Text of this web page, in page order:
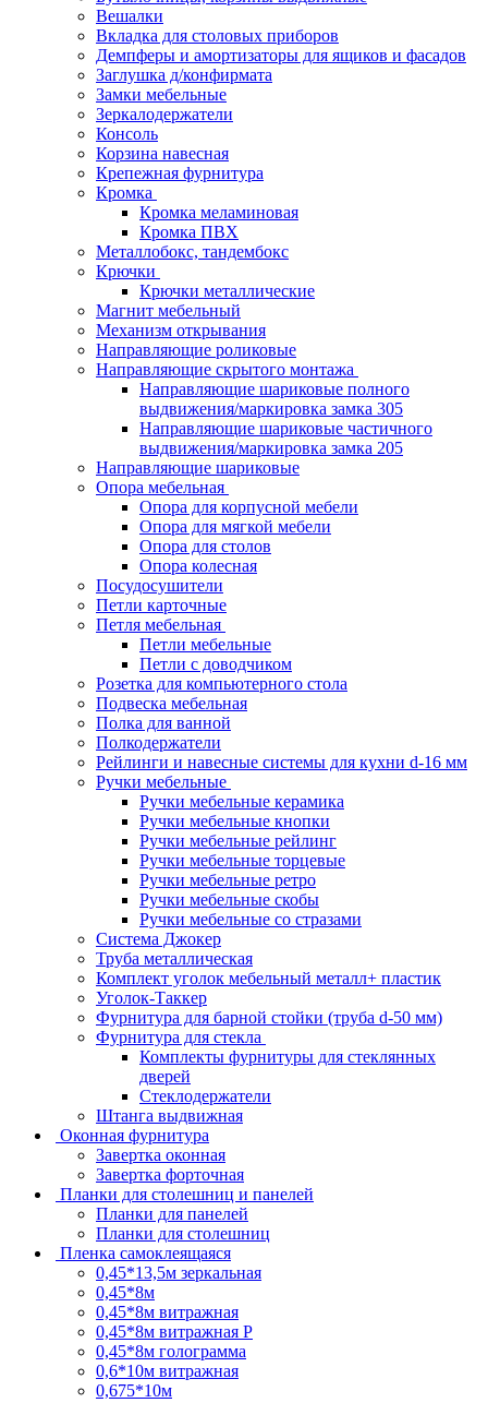
Вешалки
Вкладка для столовых приборов
Демпферы и амортизаторы для ящиков и фасадов
Заглушка д/конфирмата
Замки мебельные
Зеркалодержатели
Консоль
Корзина навесная
Крепежная фурнитура
Кромка
Кромка меламиновая
Кромка ПВХ
Металлобокс, тандембокс
Крючки
Крючки металлические
Магнит мебельный
Механизм открывания
Направляющие роликовые
Направляющие скрытого монтажа
Направляющие шариковые полного
выдвижения/маркировка замка 305
Направляющие шариковые частичного
выдвижения/маркировка замка 205
Направляющие шариковые
Опора мебельная
Опора для корпусной мебели
Опора для мягкой мебели
Опора для столов
Опора колесная
Посудосушители
Петли карточные
Петля мебельная
Петли мебельные
Петли с доводчиком
Розетка для компьютерного стола
Подвеска мебельная
Полка для ванной
Полкодержатели
Рейлинги и навесные системы для кухни d-16 мм
Ручки мебельные
Ручки мебельные керамика
Ручки мебельные кнопки
Ручки мебельные рейлинг
Ручки мебельные торцевые
Ручки мебельные ретро
Ручки мебельные скобы
Ручки мебельные со стразами
Система Джокер
Труба металлическая
Комплект уголок мебельный металл+ пластик
Уголок-Таккер
Фурнитура для барной стойки (труба d-50 мм)
Фурнитура для стекла
Комплекты фурнитуры для стеклянных
дверей
Стеклодержатели
Штанга выдвижная
Оконная фурнитура
Завертка оконная
Завертка форточная
Планки для столешниц и панелей
Планки для панелей
Планки для столешниц
Пленка самоклеящаяся
0,45*13,5м зеркальная
0,45*8м
0,45*8м витражная
0,45*8м витражная Р
0,45*8м голограмма
0,6*10м витражная
0,675*10м